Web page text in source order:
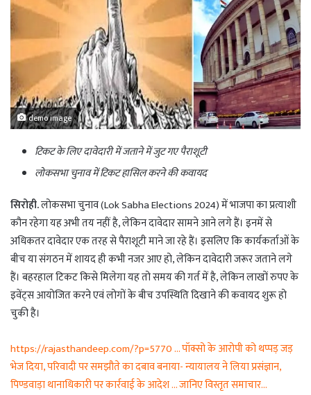
demo image
टिकट के लिए दावेदारी में जताने में जुट गए पैराशूटी
लोकसभा चुनाव में टिकट हासिल करने की कवायद
सिरोही.लोकसभा चुनाव (Lok Sabha Elections 2024) में भाजपा का प्रत्याशी
कौन रहेगा यह अभी तय नहीं है, लेकिन दावेदार सामने आने लगे हैं। इनमें से
अधिकतर दावेदार एक तरह से पैराशूटी माने जा रहे हैं। इसलिए कि कार्यकर्ताओं के
बीच या संगठन में शायद ही कभी नजर आए हो, लेकिन दावेदारी जरूर जताने लगे
हैं। बहरहाल टिकट किसे मिलेगा यह तो समय की गर्त में है, लेकिन लाखों रुपए के
इवेंट्स आयोजित करने एवं लोगों के बीच उपस्थिति दिखाने की कवायद शुरू हो
चुकी है।
https://rajasthandeep.com/?p=5770 … पॉक्सो के आरोपी को थप्पड़ जड़
भेज दिया, परिवादी पर समझौते का दबाव बनाया- न्यायालय ने लिया प्रसंज्ञान,
पिण्डवाड़ा थानाधिकारी पर कार्रवाई के आदेश … जानिए विस्तृत समाचार…